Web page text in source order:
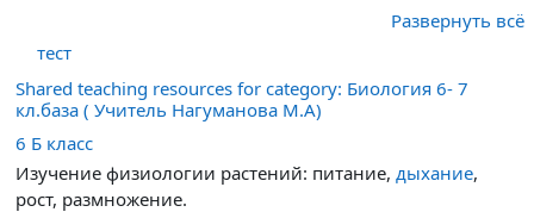
Развернуть всё
тест
Shared teaching resources for category: Биология 6- 7
кл.база ( Учитель Нагуманова М.А)
6 Б класс
Изучение физиологии растений: питание, дыхание,
рост, размножение.